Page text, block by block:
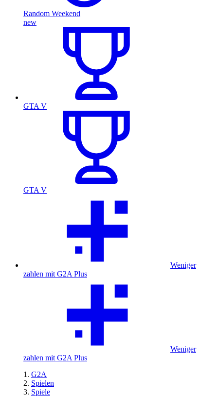
Random Weekend
new
GTA V
GTA V
Weniger
zahlen mit G2A Plus
Weniger
zahlen mit G2A Plus
G2A
Spielen
Spiele